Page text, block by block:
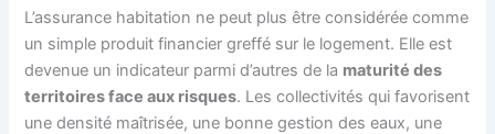
L’assurance habitation ne peut plus être considérée comme
un simple produit financier greffé sur le logement. Elle est
devenue un indicateur parmi d’autres de la maturité des
territoires face aux risques. Les collectivités qui favorisent
une densité maîtrisée, une bonne gestion des eaux, une